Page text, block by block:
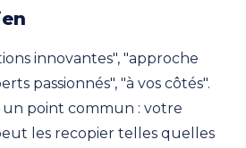
innovantes", "approche
passionnés", "à vos côtés".
un point commun : votre
les recopier telles quelles